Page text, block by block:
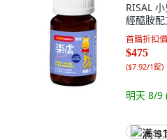
RISAL
經醯胺
首購折扣價
$475
($7.92/1錠)
明天 8/9
满